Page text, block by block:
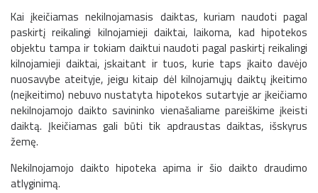
Kai įkeičiamas nekilnojamasis daiktas, kuriam naudoti pagal
paskirtį reikalingi kilnojamieji daiktai, laikoma, kad hipotekos
objektu tampa ir tokiam daiktui naudoti pagal paskirtį reikalingi
kilnojamieji daiktai, įskaitant ir tuos, kurie taps įkaito davėjo
nuosavybe ateityje, jeigu kitaip dėl kilnojamųjų daiktų įkeitimo
(neįkeitimo) nebuvo nustatyta hipotekos sutartyje ar įkeičiamo
nekilnojamojo daikto savininko vienašaliame pareiškime įkeisti
daiktą. Įkeičiamas gali būti tik apdraustas daiktas, išskyrus
žemę.
Nekilnojamojo daikto hipoteka apima ir šio daikto draudimo
atlyginimą.